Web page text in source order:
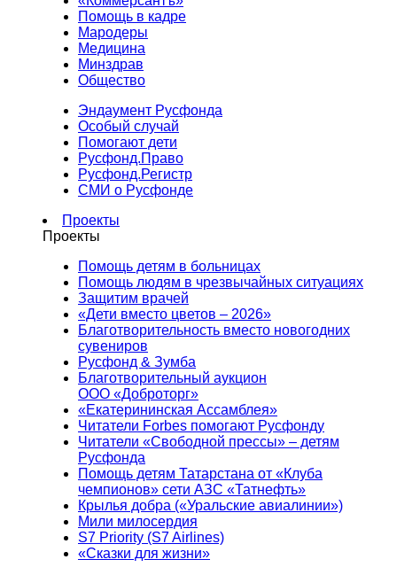
Помощь в кадре
Мародеры
Медицина
Минздрав
Общество
Эндаумент Русфонда
Особый случай
Помогают дети
Русфонд.Право
Русфонд.Регистр
СМИ о Русфонде
Проекты
Проекты
Помощь детям в больницах
Помощь людям в чрезвычайных ситуациях
Защитим врачей
«Дети вместо цветов – 2026»
Благотворительность вместо новогодних
сувениров
Русфонд & Зумба
Благотворительный аукцион
ООО «Доброторг»
«Екатерининская Ассамблея»
Читатели Forbes помогают Русфонду
Читатели «Свободной прессы» – детям
Русфонда
Помощь детям Татарстана от «Клуба
чемпионов» сети АЗС «Татнефть»
Крылья добра («Уральские авиалинии»)
Мили милосердия
S7 Priority (S7 Airlines)
«Сказки для жизни»